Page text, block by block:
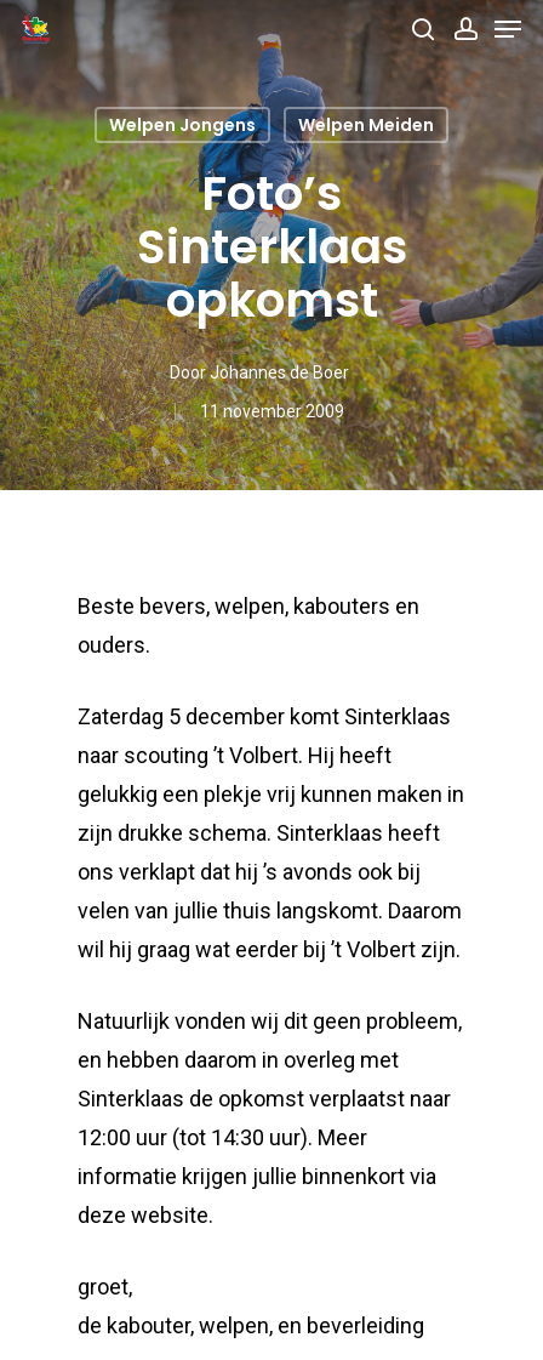
Skip
main
content
search
Welpen Jongens Welpen Meiden
Foto’s
Sinterklaas
opkomst
DoorJohannes de Boer
11 november 2009
Beste bevers, welpen, kabouters en
ouders.
Zaterdag 5 december komt Sinterklaas
naar scouting ’t Volbert. Hij heeft
gelukkig een plekje vrij kunnen maken in
zijn drukke schema. Sinterklaas heeft
ons verklapt dat hij ’s avonds ook bij
velen van jullie thuis langskomt. Daarom
wil hij graag wat eerder bij ’t Volbert zijn.
Natuurlijk vonden wij dit geen probleem,
en hebben daarom in overleg met
Sinterklaas de opkomst verplaatst naar
12:00 uur (tot 14:30 uur). Meer
informatie krijgen jullie binnenkort via
deze website.
groet,
de kabouter, welpen, en beverleiding